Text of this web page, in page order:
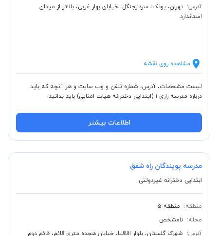
آدرس: تهران، پونک، سردارجنگل، خیابان بهار غربی، بالاتر از میدان
استاندارد
مشاهده روی نقشه
لیست مشخصات، آدرس، شماره تلفن و وب سایت و هر آنچه که باید
درباره مدرسه رازی 1 (ابتدایی دخترانه هیات امنایی) باید بدانید.
اطلاعات بیشتر
مدرسه پویندگان راه شفق
ابتدایی دخترانه غیردولتی
منطقه:
منطقه 5
محله: نامشخص
آدرس:
شهرک گلستان، بلوار اقاقیا، خیابان هجده متری قائم، قائم دوم